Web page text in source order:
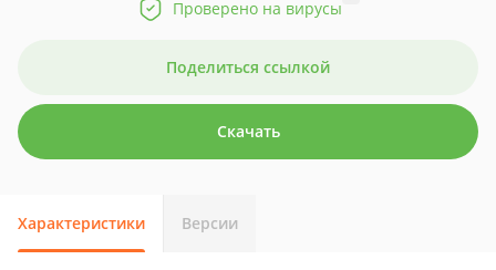
Проверено на вирусы
Поделиться ссылкой
Скачать
Характеристики Версии